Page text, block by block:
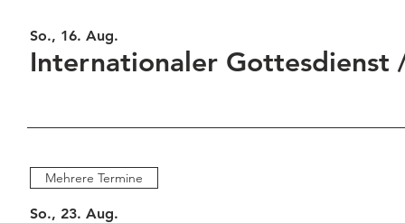
So., 16. Aug.
Internationaler Gottesdienst
Mehrere Termine
So., 23. Aug.